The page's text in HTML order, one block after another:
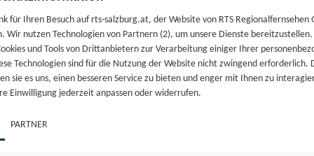
S2/Folge3
Oberösterreich
Rundumadum S2/Folge 3
06.
August 2026
für Ihren Besuch auf rts-salzburg.at, der Website von RTS Regionalfernsehen
Wir nutzen Technologien von Partnern (2), um unsere Dienste bereitzustellen.
und Tools von Drittanbietern zur Verarbeitung einiger Ihrer
Technologien sind für die Nutzung der Website nicht zwingend erforderlich.
sie es uns, einen besseren Service zu bieten und enger mit Ihnen zu
Einwilligung jederzeit anpassen oder widerrufen.
PARTNER